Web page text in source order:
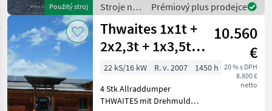
Použitý stroj
Stroje na
stavbu /
Neuson
Prémiový plus prodejce
Thwaites 1x1t +
2x2,3t + 1x3,5t
mit Drehmulde
10.560
€
20 % s DPH
8.800 €
netto
22 kS/16 kW R. v. 2007
1450 h
4 Stk Allraddumper
THWAITES mit Drehmulde!